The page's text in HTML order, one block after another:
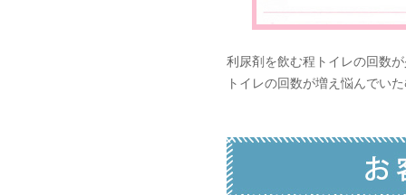
利尿剤を飲む程トイレの回数
トイレの回数が増え悩んで